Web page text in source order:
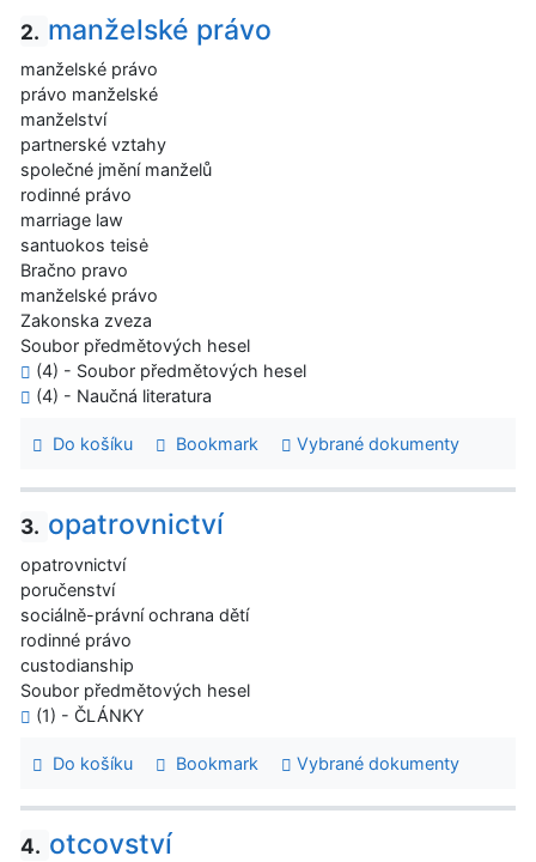
2. manželské právo
manželské právo
právo manželské
manželství
partnerské vztahy
společné jmění manželů
rodinné právo
marriage law
santuokos teisė
Bračno pravo
manželské právo
Zakonska zveza
Soubor předmětových hesel
(4) - Soubor předmětových hesel
(4) - Naučná literatura
Do košíku Bookmark Vybrané dokumenty
3. opatrovnictví
opatrovnictví
poručenství
sociálně-právní ochrana dětí
rodinné právo
custodianship
Soubor předmětových hesel
(1) - ČLÁNKY
Do košíku Bookmark Vybrané dokumenty
4. otcovství